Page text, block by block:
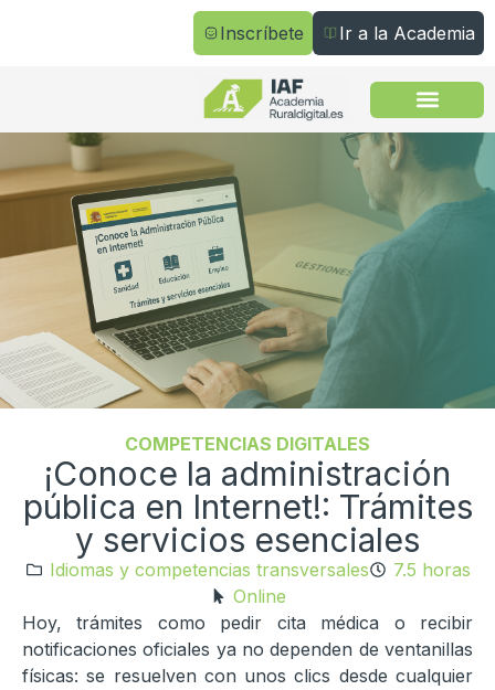
Inscríbete Ir a la Academia
COMPETENCIAS DIGITALES
¡Conoce la administración
pública en Internet!: Trámites
y servicios esenciales
Idiomas y competencias transversales
7.5 horas
Online
Hoy, trámites como pedir cita médica o recibir
notificaciones oficiales ya no dependen de ventanillas
físicas: se resuelven con unos clics desde cualquier